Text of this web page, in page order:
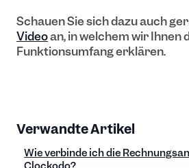
Schauen Sie sich dazu auch
Videoan, in welchem wir Ihnen
Funktionsumfang erklären.
Verwandte Artikel
Wie verbinde ich die